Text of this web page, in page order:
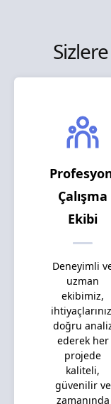
Çalışma
Ekibi
Deneyimli
uzman
ekibimiz,
doğru
ederek her
projede
kaliteli,
güvenilir ve
zamanında